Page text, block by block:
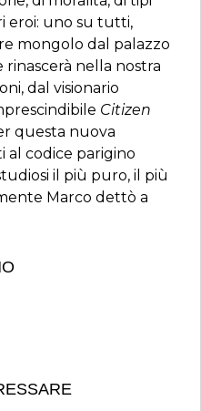
eroi: uno su tutti,
mongolo dal palazzo
nella nostra
dal visionario
Citizen
questa nuova
al codice parigino
il più puro, il più
Marco dettò a